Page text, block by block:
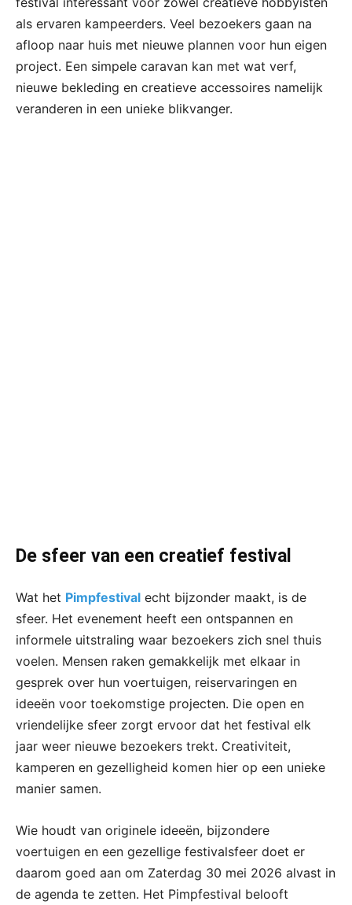
als ervaren kampeerders. Veel bezoekers gaan na
afloop naar huis met nieuwe plannen voor hun eigen
project. Een simpele caravan kan met wat verf,
nieuwe bekleding en creatieve accessoires namelijk
veranderen in een unieke blikvanger.
De sfeer van een creatief festival
Wat het Pimpfestival echt bijzonder maakt, is de
sfeer. Het evenement heeft een ontspannen en
informele uitstraling waar bezoekers zich snel thuis
voelen. Mensen raken gemakkelijk met elkaar in
gesprek over hun voertuigen, reiservaringen en
ideeën voor toekomstige projecten. Die open en
vriendelijke sfeer zorgt ervoor dat het festival elk
jaar weer nieuwe bezoekers trekt. Creativiteit,
kamperen en gezelligheid komen hier op een unieke
manier samen.
Wie houdt van originele ideeën, bijzondere
voertuigen en een gezellige festivalsfeer doet er
daarom goed aan om Zaterdag 30 mei 2026 alvast in
de agenda te zetten. Het Pimpfestival belooft